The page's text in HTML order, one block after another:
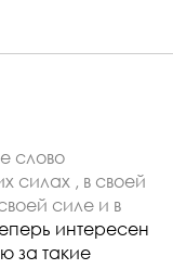
слово
силах , в своей
силе и в
интересен
за такие